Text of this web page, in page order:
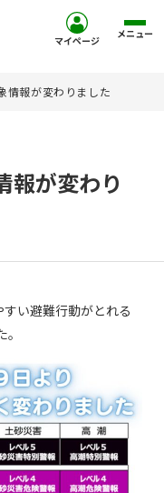
マイページ メニュー
情報が変わりました
報が変わり
い避難行動がとれる